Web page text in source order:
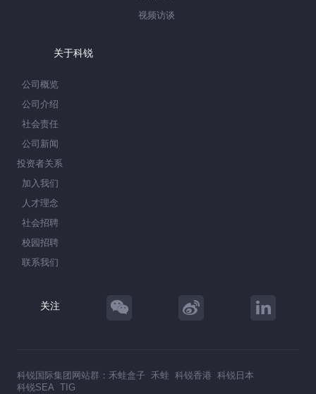
视频访谈
关于科锐
公司概览
公司介绍
社会责任
公司新闻
投资者关系
加入我们
人才理念
社会招聘
校园招聘
联系我们
关注
科锐国际集团网站群： 禾蛙盒子 禾蛙 科锐香港 科锐日本
科锐SEA TIG